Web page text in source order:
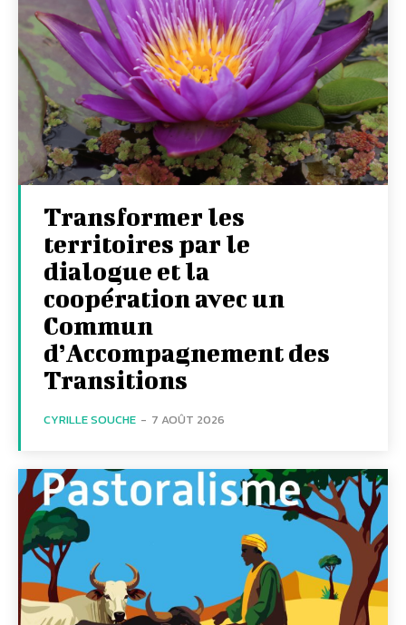
Transformer les
territoires par le
dialogue et la
coopération avec un
Commun
d’Accompagnement des
Transitions
CYRILLE SOUCHE - 7 AOÛT 2026